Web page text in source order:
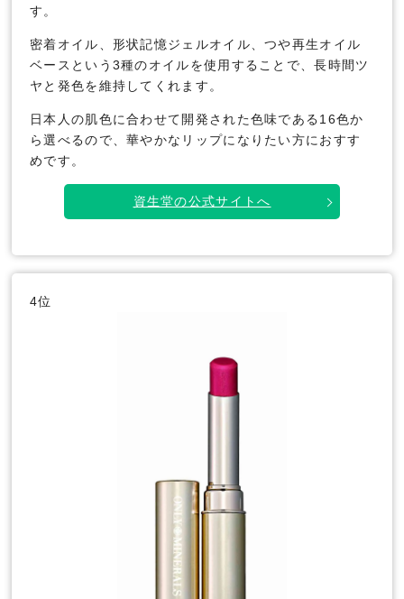
す。
密着オイル、形状記憶ジェルオイル、つや再生オイル
ベースという3種のオイルを使用することで、長時間ツ
ヤと発色を維持してくれます。
日本人の肌色に合わせて開発された色味である16色か
ら選べるので、華やかなリップになりたい方におすす
めです。
資生堂の公式サイトへ
4位